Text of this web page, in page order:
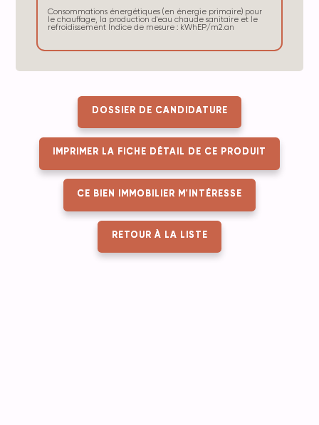
Consommations énergétiques (en énergie primaire) pour
le chauffage, la production d'eau chaude sanitaire et le
refroidissement Indice de mesure : kWhEP/m2.an
DOSSIER DE CANDIDATURE
IMPRIMER LA FICHE DÉTAIL DE CE PRODUIT
CE BIEN IMMOBILIER M'INTÉRESSE
RETOUR À LA LISTE